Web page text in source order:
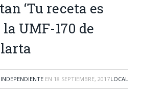
‘Tu receta es
UMF-170 de
EN 18 SEPTIEMBRE, 2017LOCAL